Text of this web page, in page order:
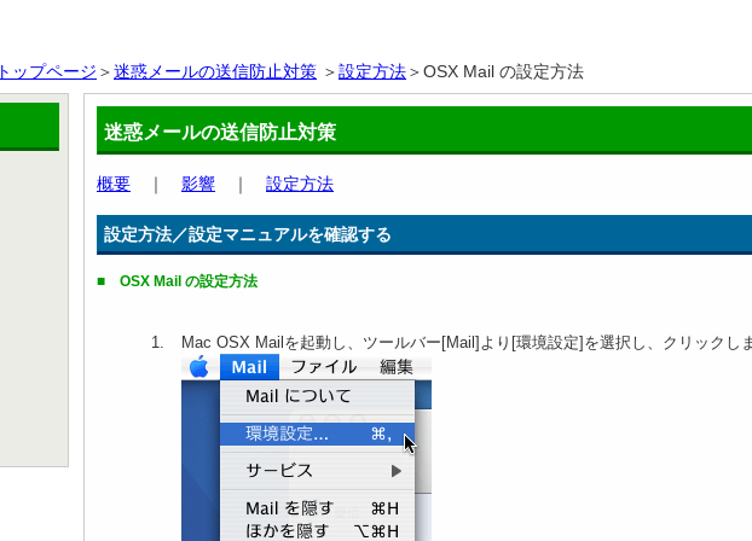
トップページ ＞迷惑メールの送信防止対策 ＞設定方法＞OSX Mail の設定方法
迷惑メールの送信防止対策
概要 ｜ 影響 ｜ 設定方法
設定方法／設定マニュアルを確認する
■ OSX Mail の設定方法
Mac OSX Mailを起動し、ツールバー[Mail]より[環境設定]を選択し、クリックし